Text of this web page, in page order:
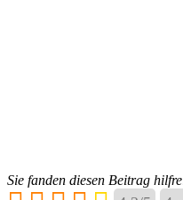
Sie fanden diesen Beitrag